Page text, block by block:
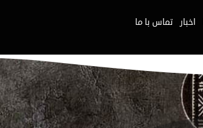
اخبار تماس با ما